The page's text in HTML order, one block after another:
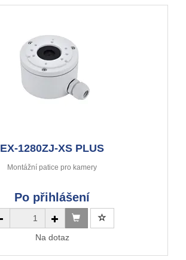
EX-1280ZJ-XS PLUS
Montážní patice pro kamery
Po přihlášení
Na dotaz